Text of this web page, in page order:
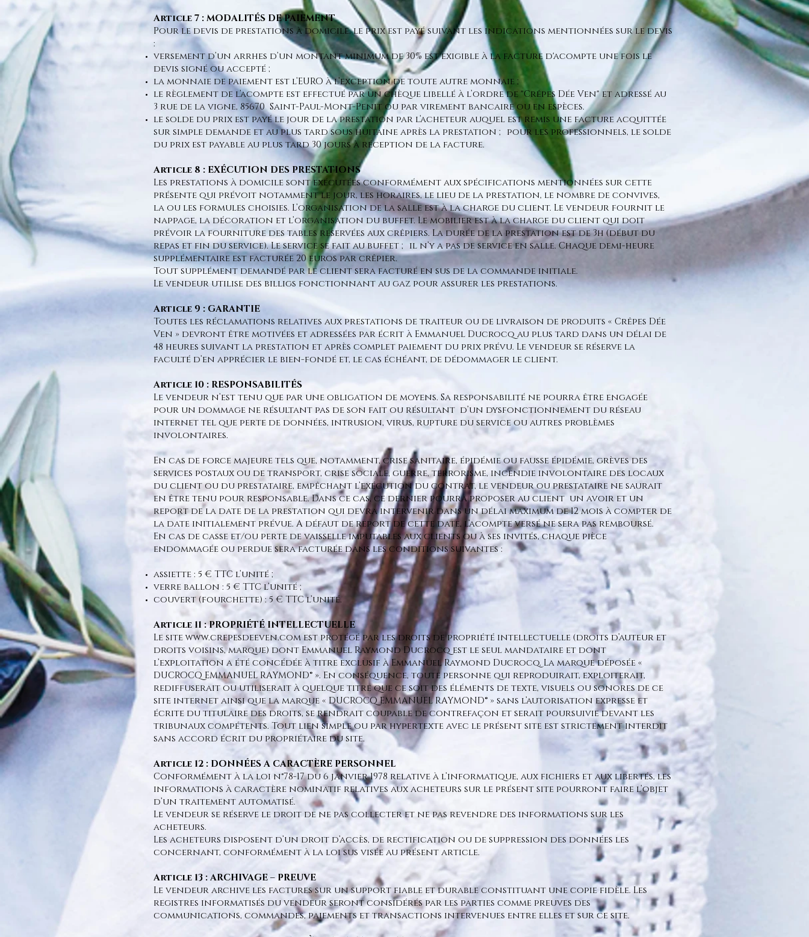
Article 7 : MODALITÉS DE PAIEMENT
Pour le devis de prestations à domicile, le prix est payé suivant les indications mentionnées sur le devis
:
versement d’un arrhes d’un montant minimum de 30% est exigible à la facture d'acompte une fois le
devis signé ou accepté ;
la monnaie de paiement est l’EURO à l’exception de toute autre monnaie ;
le règlement de l’acompte est effectué par un chèque libellé à l’ordre de "Crêpes Dée Ven" et adressé au
3 rue de la vigne, 85670 Saint-Paul-Mont-Penit ou par virement bancaire ou en espèces.
le solde du prix est payé le jour de la prestation par l’acheteur auquel est remis une facture acquittée
sur simple demande et au plus tard sous huitaine après la prestation ; pour les professionnels, le solde
du prix est payable au plus tard 30 jours à réception de la facture.
Article 8 : EXÉCUTION DES PRESTATIONS
Les prestations à domicile sont exécutées conformément aux spécifications mentionnées sur cette
présente qui prévoit notamment le jour, les horaires, le lieu de la prestation, le nombre de convives,
la ou les formules choisies. L’organisation de la salle est à la charge du client. Le vendeur fournit le
nappage, la décoration et l’organisation du buffet. Le mobilier est à la charge du client qui doit
prévoir la fourniture des tables réservées aux crêpiers. La durée de la prestation est de 3h (début du
repas et fin du service). Le service se fait au buffet ; il n’y a pas de service en salle. Chaque demi-heure
supplémentaire est facturée 20 euros par crêpier.
Tout supplément demandé par le client sera facturé en sus de la commande initiale.
Le vendeur utilise des billigs fonctionnant au gaz pour assurer les prestations.
Article 9 : GARANTIE
Toutes les réclamations relatives aux prestations de traiteur ou de livraison de produits « Crêpes Dée
Ven » devront être motivées et adressées par écrit à Emmanuel Ducrocq au plus tard dans un délai de
48 heures suivant la prestation et après complet paiement du prix prévu. Le vendeur se réserve la
faculté d’en apprécier le bien-fondé et, le cas échéant, de dédommager le client.
Article 10 : RESPONSABILITÉS
Le vendeur n’est tenu que par une obligation de moyens. Sa responsabilité ne pourra être engagée
pour un dommage ne résultant pas de son fait ou résultant d’un dysfonctionnement du réseau
internet tel que perte de données, intrusion, virus, rupture du service ou autres problèmes
involontaires.
En cas de force majeure tels que, notamment, crise sanitaire, épidémie ou fausse épidémie, grèves des
services postaux ou de transport, crise sociale, guerre, terrorisme, incendie involontaire des locaux
du client ou du prestataire, empêchant l’exécution du contrat, le vendeur ou prestataire ne saurait
en être tenu pour responsable. Dans ce cas, ce dernier pourra proposer au client un avoir et un
report de la date de la prestation qui devra intervenir dans un délai maximum de 12 mois à compter de
la date initialement prévue. A défaut de report de cette date, l’acompte versé ne sera pas remboursé.
En cas de casse et/ou perte de vaisselle imputables aux clients ou à ses invités, chaque pièce
endommagée ou perdue sera facturée dans les conditions suivantes :
assiette : 5 € TTC l’unité ;
verre ballon : 5 € TTC l’unité ;
couvert (fourchette) : 5 € TTC l’unité.
Article 11 : PROPRIÉTÉ INTELLECTUELLE
Le sitewww.crepesdeeven.comest protégé par les droits de propriété intellectuelle (droits d’auteur et
droits voisins, marque) dont Emmanuel Raymond Ducrocq est le seul mandataire et dont
l’exploitation a été concédée à titre exclusif à Emmanuel Raymond Ducrocq. La marque déposée «
DUCROCQ EMMANUEL RAYMOND® ». En conséquence, toute personne qui reproduirait, exploiterait,
rediffuserait ou utiliserait à quelque titre que ce soit des éléments de texte, visuels ou sonores de ce
site internet ainsi que la marque « DUCROCQ EMMANUEL RAYMOND® » sans l’autorisation expresse et
écrite du titulaire des droits, se rendrait coupable de contrefaçon et serait poursuivie devant les
tribunaux compétents. Tout lien simple ou par hypertexte avec le présent site est strictement interdit
sans accord écrit du propriétaire du site.
Article 12 : DONNÉES A CARACTÈRE PERSONNEL
Conformément à la loi n°78-17 du 6 janvier 1978 relative à l’informatique, aux fichiers et aux libertés, les
informations à caractère nominatif relatives aux acheteurs sur le présent site pourront faire l’objet
d’un traitement automatisé.
Le vendeur se réserve le droit de ne pas collecter et ne pas revendre des informations sur les
acheteurs.
Les acheteurs disposent d’un droit d’accès, de rectification ou de suppression des données les
concernant, conformément à la loi sus visée au présent article.
Article 13 : ARCHIVAGE – PREUVE
Le vendeur archive les factures sur un support fiable et durable constituant une copie fidèle. Les
registres informatisés du vendeur seront considérés par les parties comme preuves des
communications, commandes, paiements et transactions intervenues entre elles et sur ce site.